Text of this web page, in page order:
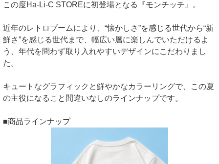
この度Ha-Li-C STOREに初登場となる『モンチッチ』。
近年のレトロブームにより、“懐かしさ”を感じる世代から“新
鮮さ”を感じる世代まで、幅広い層に楽しんでいただけるよ
う、年代を問わず取り入れやすいデザインにこだわりまし
た。
キュートなグラフィックと鮮やかなカラーリングで、この夏
の主役になること間違いなしのラインナップです。
■商品ラインナップ